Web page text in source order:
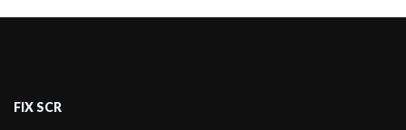
- Fitch confirmó en A-(arg) a las ON de Rizobacter
FIX SCR